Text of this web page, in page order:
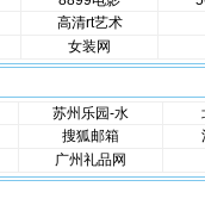
高清rt艺术
女装网
苏州乐园-水
搜狐邮箱
广州礼品网